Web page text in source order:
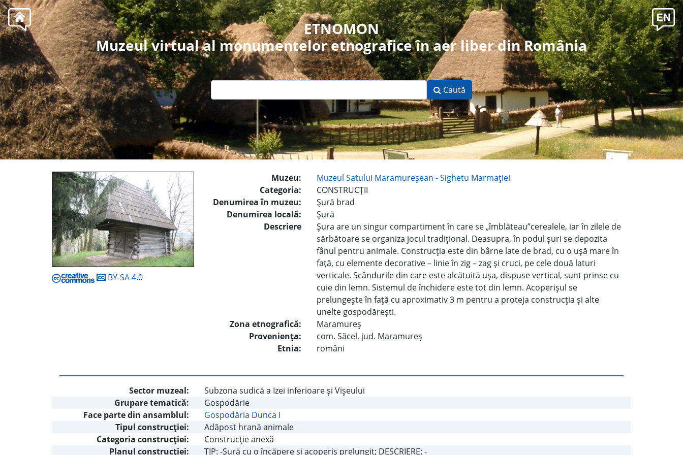
ETNOMON
Muzeul virtual al monumentelor etnografice în aer liber din România
Caută
BY-SA 4.0
Muzeu:
Muzeul Satului Maramureşean - Sighetu Marmaţiei
Categoria:
CONSTRUCŢII
Denumirea în muzeu:
Şură brad
Denumirea locală:
Şură
Descriere
Şura are un singur compartiment în care se „îmblăteau”cerealele, iar în zilele de
sărbătoare se organiza jocul tradiţional. Deasupra, în podul şuri se depozita
fânul pentru animale. Construcţia este din bârne late de brad, cu o uşă mare în
faţă, cu elemente decorative – linie în zig – zag şi cruci, pe cele două laturi
verticale. Scândurile din care este alcătuită uşa, dispuse vertical, sunt prinse cu
cuie din lemn. Sistemul de închidere este tot din lemn. Acoperişul se
prelungeşte în faţă cu aproximativ 3 m pentru a proteja construcţia şi alte
unelte gospodăreşti.
Zona etnografică:
Maramureş
Provenienţa:
com. Săcel, jud. Maramureş
Etnia:
români
Sector muzeal:
Subzona sudică a Izei inferioare şi Vişeului
Grupare tematică:
Gospodărie
Face parte din ansamblul:
Gospodăria Dunca I
Tipul construcţiei:
Adăpost hrană animale
Categoria construcţiei:
Construcţie anexă
Planul construcţiei:
TIP: -Şură cu o încăpere şi acoperiş prelungit; DESCRIERE: -